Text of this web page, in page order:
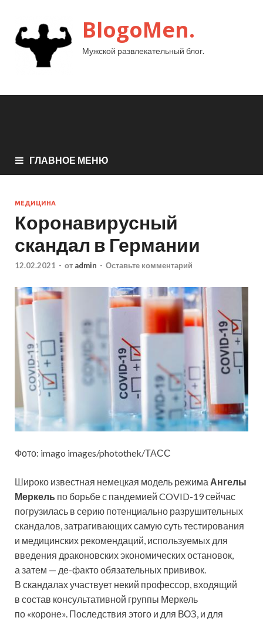
BlogoMen.
Мужской развлекательный блог.
ГЛАВНОЕ МЕНЮ
МЕДИЦИНА
Коронавирусный
скандал в Германии
12.02.2021 - от admin - Оставьте комментарий
Фото: imago images/photothek/ТАСС
Широко известная немецкая модель режима Ангелы
Меркель по борьбе с пандемией COVID-19 сейчас
погрузилась в серию потенциально разрушительных
скандалов, затрагивающих самую суть тестирования
и медицинских рекомендаций, используемых для
введения драконовских экономических остановок,
а затем — де-факто обязательных прививок.
В скандалах участвует некий профессор, входящий
в состав консультативной группы Меркель
по «короне». Последствия этого и для ВОЗ, и для